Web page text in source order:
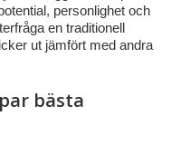
personlighet och
en traditionell
ut jämfört med andra
bästa